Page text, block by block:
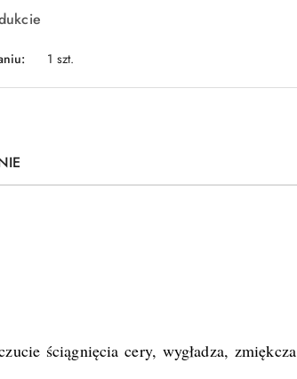
1 szt.
ściągnięcia cery, wygładza, zmiękcza